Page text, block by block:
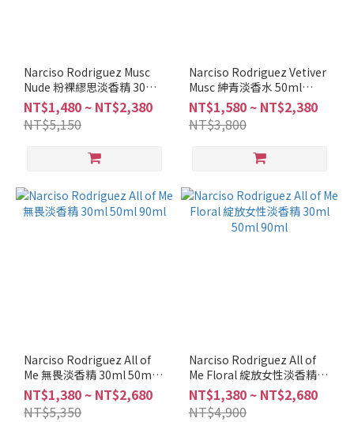
珀
調
(1)
木
花
Rodriguez
(13)
Narciso Rodriguez Musc
Nude 粉裸繆思淡香精 30ml
50ml 100ml
NT$1,480 ~ NT$2,380
NT$5,150
Narciso Rodriguez Vetiver
Musc 紳青淡香水 50ml
100ml
NT$1,580 ~ NT$2,380
NT$3,800
Narciso Rodriguez All of
Me 無畏淡香精 30ml 50ml
90ml
NT$1,380 ~ NT$2,680
NT$5,350
Narciso Rodriguez All of
Me Floral 綻放女性淡香精
30ml 50ml 90ml
NT$1,380 ~ NT$2,680
NT$4,900